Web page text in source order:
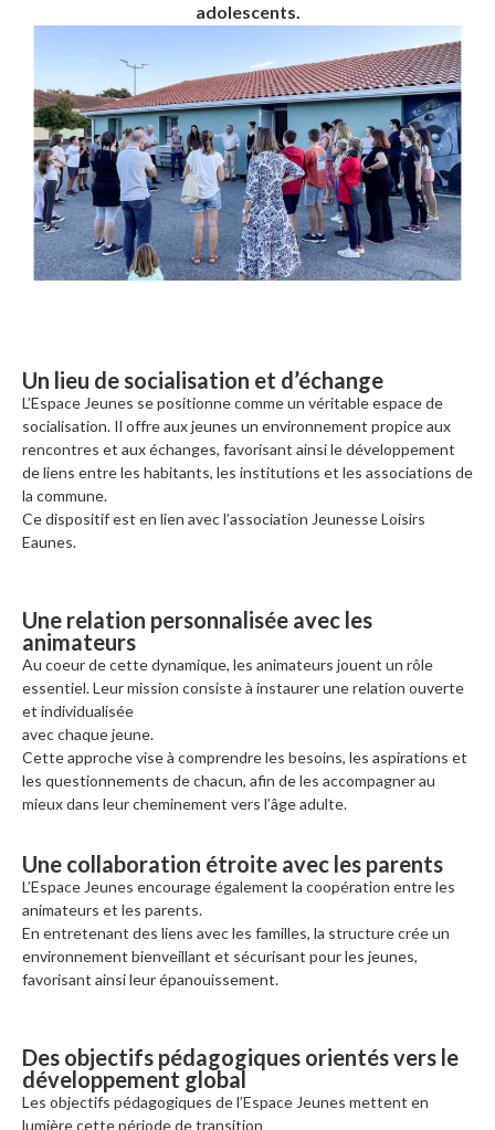
adolescents.
Un lieu de socialisation et d’échange
L’Espace Jeunes se positionne comme un véritable espace de
socialisation. Il offre aux jeunes un environnement propice aux
rencontres et aux échanges, favorisant ainsi le développement
de liens entre les habitants, les institutions et les associations de
la commune.
Ce dispositif est en lien avec l’association Jeunesse Loisirs
Eaunes.
Une relation personnalisée avec les
animateurs
Au coeur de cette dynamique, les animateurs jouent un rôle
essentiel. Leur mission consiste à instaurer une relation ouverte
et individualisée
avec chaque jeune.
Cette approche vise à comprendre les besoins, les aspirations et
les questionnements de chacun, afin de les accompagner au
mieux dans leur cheminement vers l’âge adulte.
Une collaboration étroite avec les parents
L’Espace Jeunes encourage également la coopération entre les
animateurs et les parents.
En entretenant des liens avec les familles, la structure crée un
environnement bienveillant et sécurisant pour les jeunes,
favorisant ainsi leur épanouissement.
Des objectifs pédagogiques orientés vers le
développement global
Les objectifs pédagogiques de l’Espace Jeunes mettent en
lumière cette période de transition